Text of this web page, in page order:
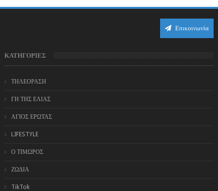
Επικοινωνία
ΚΑΤΗΓΟΡΙΕΣ
ΤΗΛΕΟΡΑΣΗ
ΓΗ ΤΗΣ ΕΛΙΑΣ
ΑΓΙΟΣ ΕΡΩΤΑΣ
LIFESTYLE
Ο ΤΙΜΩΡΟΣ
ΖΩΔΙΑ
TikTok